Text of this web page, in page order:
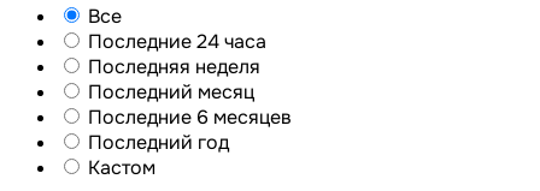
Все
Последние 24 часа
Последняя неделя
Последний месяц
Последние 6 месяцев
Последний год
Кастом